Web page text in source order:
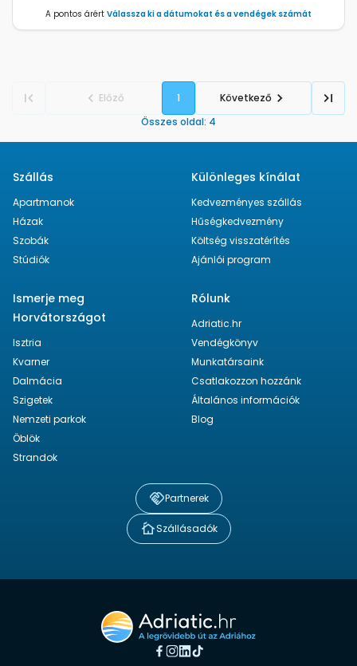
A pontos árért Válassza ki a dátumokat és a vendégek számát
Előző 1
Következő
Összes oldal: 4
Szállás
Apartmanok
Házak
Szobák
Stúdiók
Különleges kínálat
Kedvezményes szállás
Hűségkedvezmény
Költség visszatérítés
Ajánlói program
Ismerje meg
Horvátországot
Isztria
Kvarner
Dalmácia
Szigetek
Nemzeti parkok
Öblök
Strandok
Rólunk
Adriatic.hr
Vendégkönyv
Munkatársaink
Csatlakozzon hozzánk
Általános információk
Blog
Partnerek
Szállásadók